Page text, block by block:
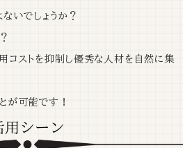
いでしょうか？
コストを抑制し優秀な人材を自然に集
が可能です！